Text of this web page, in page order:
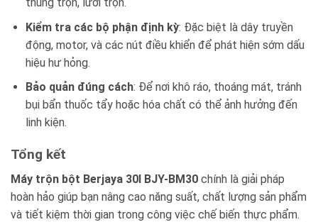
Kiểm tra các bộ phận định kỳ: Đặc biệt là dây truyền
động, motor, và các nút điều khiển để phát hiện sớm dấu
hiệu hư hỏng.
Bảo quản đúng cách: Để nơi khô ráo, thoáng mát, tránh
bụi bẩn thuốc tẩy hoặc hóa chất có thể ảnh hưởng đến
linh kiện.
Tổng kết
Máy trộn bột Berjaya 30l BJY-BM30 chính là giải pháp
hoàn hảo giúp bạn nâng cao năng suất, chất lượng sản phẩm
và tiết kiệm thời gian trong công việc chế biến thực phẩm.